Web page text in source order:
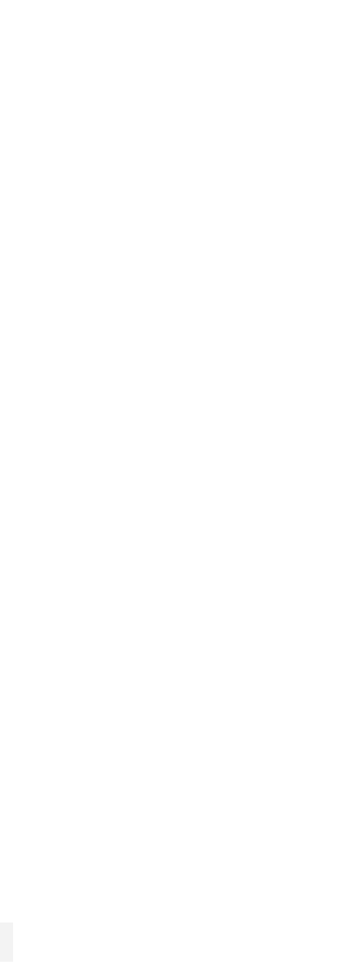
A CGATS Pro
jako je X-Rite i1Pro2 nebo
CxF nebo CGATS lze použít k
nástroj a přímo měřit spektrální data
do jednotlivých knihoven barev. Tyto
importovat ve formátu CxF nebo CGATS.
a CXF (Color Exchange Format) jsou
určeny k reprezentaci dat z měření